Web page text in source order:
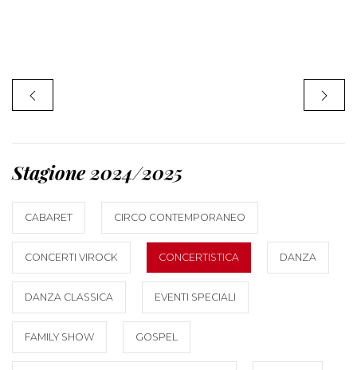
Stagione 2024/2025
CABARET CIRCO CONTEMPORANEO
CONCERTI VIROCK CONCERTISTICA DANZA
DANZA CLASSICA EVENTI SPECIALI
FAMILY SHOW GOSPEL